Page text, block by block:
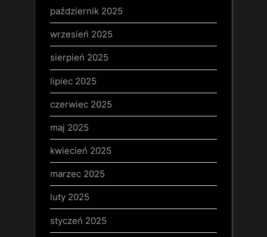
październik 2025
wrzesień 2025
sierpień 2025
lipiec 2025
czerwiec 2025
maj 2025
kwiecień 2025
marzec 2025
luty 2025
styczeń 2025